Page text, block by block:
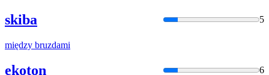
skiba 5
między bruzdami
ekoton 6